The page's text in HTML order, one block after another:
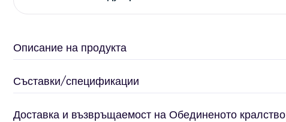
Описание на продукта
Съставки/спецификации
Доставка и възвръщаемост на Обединеното кралство